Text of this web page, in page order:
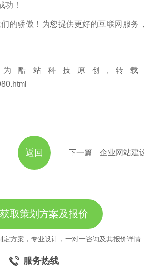
功！
骄傲！为您提供更好的互联网服务
酷站科技原创,转载
返回
取策划方案及报价
定方案，专业设计，一对一咨询及其报价详情
服务热线